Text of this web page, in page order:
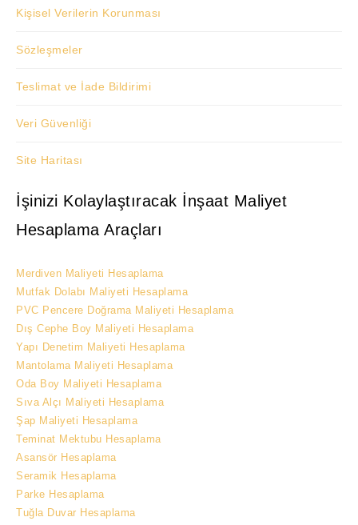
Kişisel Verilerin Korunması
Sözleşmeler
Teslimat ve İade Bildirimi
Veri Güvenliği
Site Haritası
İşinizi Kolaylaştıracak İnşaat Maliyet
Hesaplama Araçları
Merdiven Maliyeti Hesaplama
Mutfak Dolabı Maliyeti Hesaplama
PVC Pencere Doğrama Maliyeti Hesaplama
Dış Cephe Boy Maliyeti Hesaplama
Yapı Denetim Maliyeti Hesaplama
Mantolama Maliyeti Hesaplama
Oda Boy Maliyeti Hesaplama
Sıva Alçı Maliyeti Hesaplama
Şap Maliyeti Hesaplama
Teminat Mektubu Hesaplama
Asansör Hesaplama
Seramik Hesaplama
Parke Hesaplama
Tuğla Duvar Hesaplama